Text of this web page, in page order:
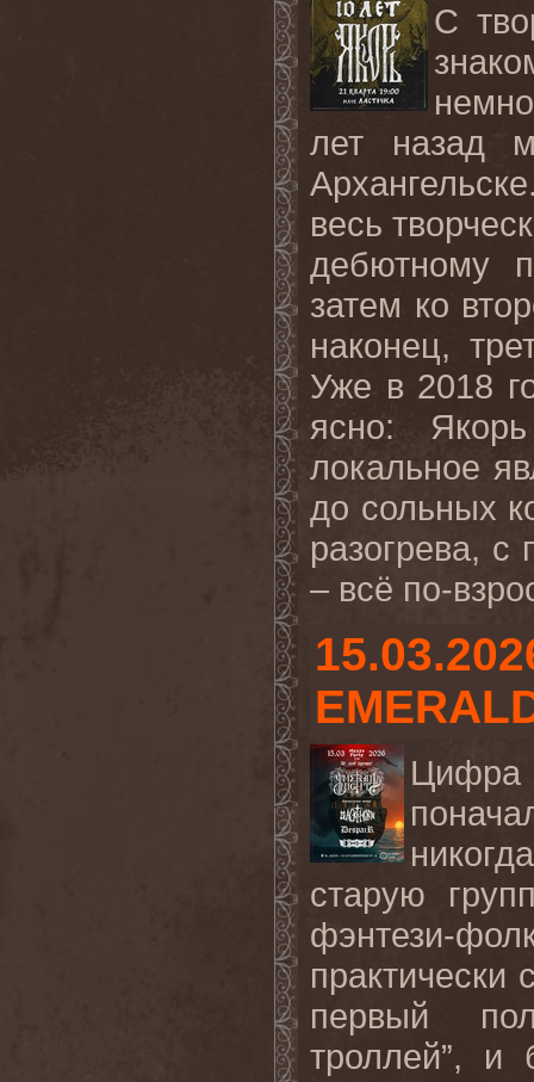
С
лет назад
весь
дебютному
затем ко
наконец,
Уже в 2018
ясно:
локальное
до сольных
разогрева, с
– всё по-
старую
фэнтези-
практически
первый
троллей”,